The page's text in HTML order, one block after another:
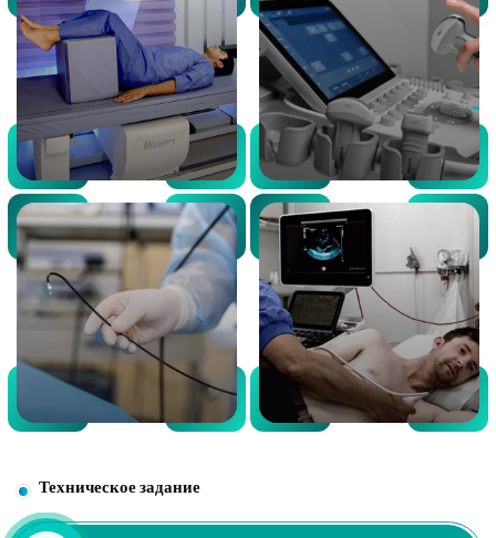
Техническое задание